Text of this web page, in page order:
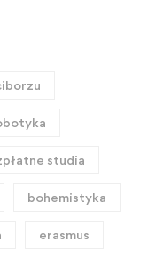
studia
bohemistyka
erasmus